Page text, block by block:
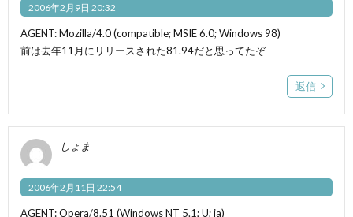
2006年2月9日 20:32
AGENT: Mozilla/4.0 (compatible; MSIE 6.0; Windows 98)
前は去年11月にリリースされた81.94だと思ってたぞ
返信
しょま
2006年2月11日 22:54
AGENT: Opera/8.51 (Windows NT 5.1; U; ja)